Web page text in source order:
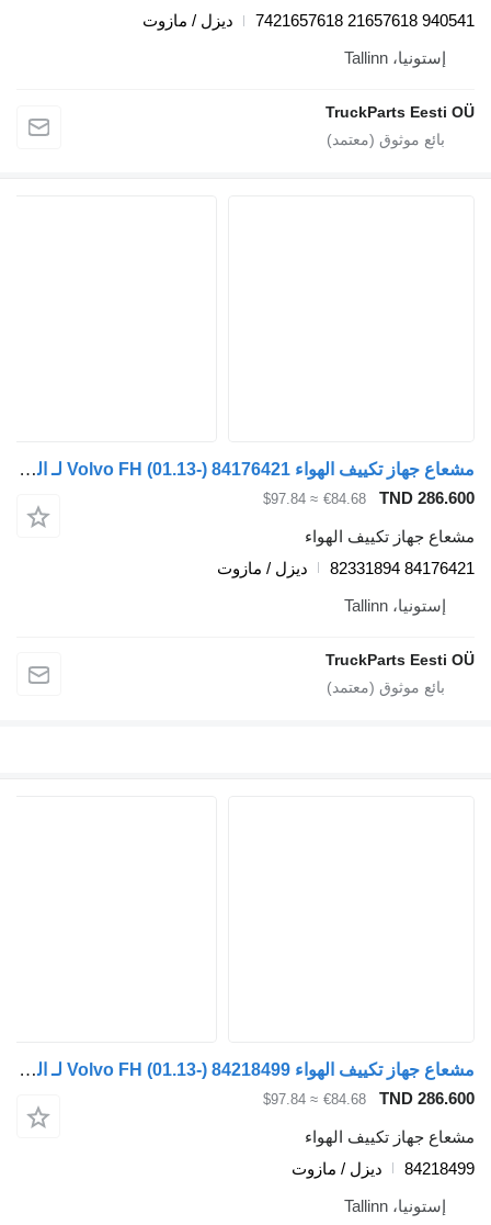
ديزل / مازوت
TruckParts
مشعاع جهاز تكييف الهواء Volvo FH (01.13-) 84176421 لـ السيارات القاطرة Volvo FH, FM, FMX-4 series (2013-)
TND
€84.68
≈ $97.84
تكييف الهواء
ديزل / مازوت
TruckParts
مشعاع جهاز تكييف الهواء Volvo FH (01.13-) 84218499 لـ السيارات القاطرة Volvo FH, FM, FMX-4 series (2013-)
TND
€84.68
≈ $97.84
تكييف الهواء
ديزل / مازوت